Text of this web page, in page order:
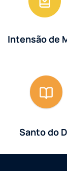
Intensão de
Santo do